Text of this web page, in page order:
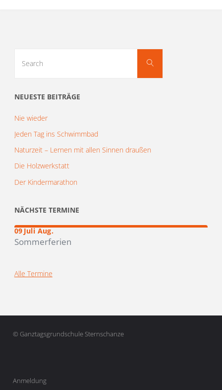
Search
NEUESTE BEITRÄGE
Nie wieder
Jeden Tag ins Schwimmbad
Naturzeit – Lernen mit allen Sinnen draußen
Die Holzwerkstatt
Der Kindermarathon
NÄCHSTE TERMINE
09Juli
–19
Aug.
Sommerferien
Alle Termine
© Ganztagsgrundschule Sternschanze
Anmeldung